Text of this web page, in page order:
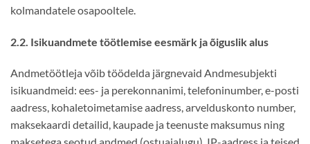
kolmandatele osapooltele.
2.2. Isikuandmete töötlemise eesmärk ja õiguslik alus
Andmetöötleja võib töödelda järgnevaid Andmesubjekti
isikuandmeid: ees- ja perekonnanimi, telefoninumber, e-posti
aadress, kohaletoimetamise aadress, arvelduskonto number,
maksekaardi detailid, kaupade ja teenuste maksumus ning